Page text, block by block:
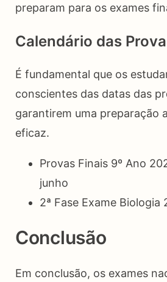
preparam para os exames
Calendário das
É fundamental que os
conscientes das datas das
garantirem uma preparação
eficaz.
Provas Finais 9º Ano
junho
2ª Fase Exame Biologia
Conclusão
Em conclusão, os exames